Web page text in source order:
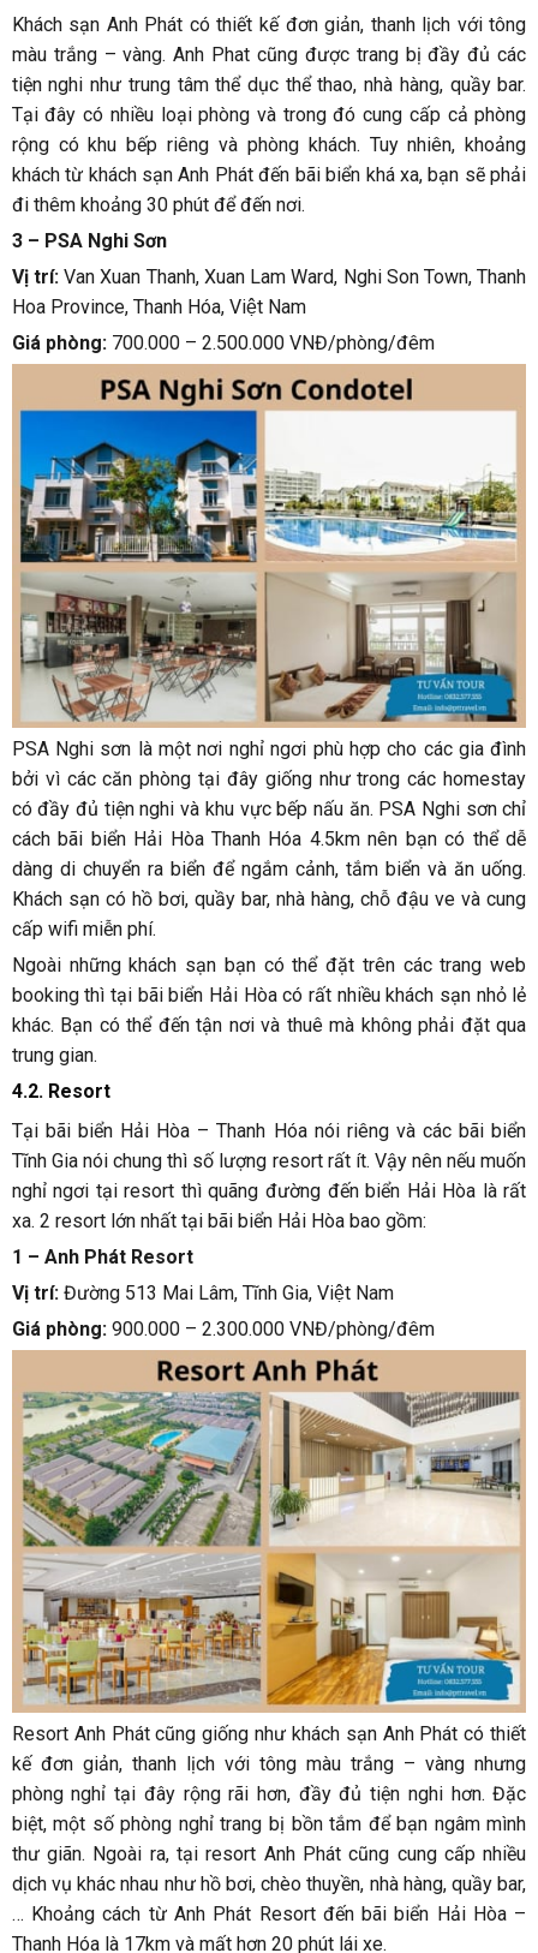
Khách sạn Anh Phát có thiết kế đơn giản, thanh lịch với tông
màu trắng – vàng. Anh Phat cũng được trang bị đầy đủ các
tiện nghi như trung tâm thể dục thể thao, nhà hàng, quầy bar.
Tại đây có nhiều loại phòng và trong đó cung cấp cả phòng
rộng có khu bếp riêng và phòng khách. Tuy nhiên, khoảng
khách từ khách sạn Anh Phát đến bãi biển khá xa, bạn sẽ phải
đi thêm khoảng 30 phút để đến nơi.
3 – PSA Nghi Sơn
Vị trí:Van Xuan Thanh, Xuan Lam Ward, Nghi Son Town, Thanh
Hoa Province, Thanh Hóa, Việt Nam
Giá phòng: 700.000 – 2.500.000 VNĐ/phòng/đêm
PSA Nghi sơn là một nơi nghỉ ngơi phù hợp cho các gia đình
bởi vì các căn phòng tại đây giống như trong các homestay
có đầy đủ tiện nghi và khu vực bếp nấu ăn. PSA Nghi sơn chỉ
cách bãi biển Hải Hòa Thanh Hóa 4.5km nên bạn có thể dễ
dàng di chuyển ra biển để ngắm cảnh, tắm biển và ăn uống.
Khách sạn có hồ bơi, quầy bar, nhà hàng, chỗ đậu ve và cung
cấp wifi miễn phí.
Ngoài những khách sạn bạn có thể đặt trên các trang web
booking thì tại bãi biển Hải Hòa có rất nhiều khách sạn nhỏ lẻ
khác. Bạn có thể đến tận nơi và thuê mà không phải đặt qua
trung gian.
4.2. Resort
Tại bãi biển Hải Hòa – Thanh Hóa nói riêng và các bãi biển
Tĩnh Gia nói chung thì số lượng resort rất ít. Vậy nên nếu muốn
nghỉ ngơi tại resort thì quãng đường đến biển Hải Hòa là rất
xa. 2 resort lớn nhất tại bãi biển Hải Hòa bao gồm:
1 – Anh Phát Resort
Vị trí:Đường 513 Mai Lâm, Tĩnh Gia, Việt Nam
Giá phòng: 900.000 – 2.300.000 VNĐ/phòng/đêm
Resort Anh Phát cũng giống như khách sạn Anh Phát có thiết
kế đơn giản, thanh lịch với tông màu trắng – vàng nhưng
phòng nghỉ tại đây rộng rãi hơn, đầy đủ tiện nghi hơn. Đặc
biệt, một số phòng nghỉ trang bị bồn tắm để bạn ngâm mình
thư giãn. Ngoài ra, tại resort Anh Phát cũng cung cấp nhiều
dịch vụ khác nhau như hồ bơi, chèo thuyền, nhà hàng, quầy bar,
… Khoảng cách từ Anh Phát Resort đến bãi biển Hải Hòa –
Thanh Hóa là 17km và mất hơn 20 phút lái xe.